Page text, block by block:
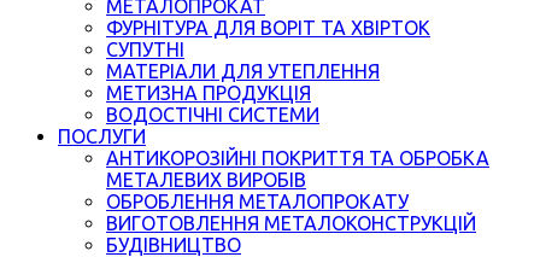
МЕТАЛОПРОКАТ
ФУРНІТУРА ДЛЯ ВОРІТ ТА ХВІРТОК
СУПУТНІ
МАТЕРІАЛИ ДЛЯ УТЕПЛЕННЯ
МЕТИЗНА ПРОДУКЦІЯ
ВОДОСТІЧНІ СИСТЕМИ
ПОСЛУГИ
АНТИКОРОЗІЙНІ ПОКРИТТЯ ТА ОБРОБКА
МЕТАЛЕВИХ ВИРОБІВ
ОБРОБЛЕННЯ МЕТАЛОПРОКАТУ
ВИГОТОВЛЕННЯ МЕТАЛОКОНСТРУКЦІЙ
БУДІВНИЦТВО